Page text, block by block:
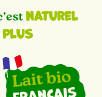
naturel
plus